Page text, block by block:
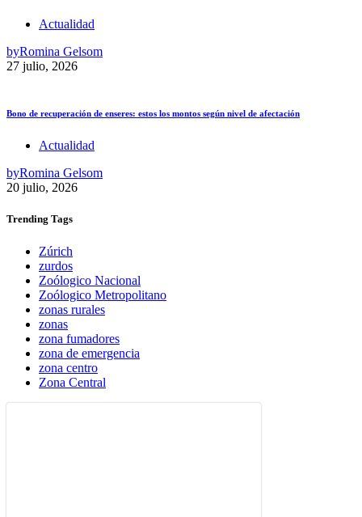
Actualidad
byRomina Gelsom
27 julio, 2026
Bono de recuperación de enseres: estos los montos según nivel de afectación
Actualidad
byRomina Gelsom
20 julio, 2026
Trending Tags
Zúrich
zurdos
Zoólogico Nacional
Zoólogico Metropolitano
zonas rurales
zonas
zona fumadores
zona de emergencia
zona centro
Zona Central